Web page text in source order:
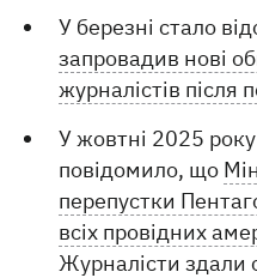
У березні стало
запровадив нові
журналістів після
У жовтні 2025
повідомило, що
перепустки
всіх провідних
Журналісти здали